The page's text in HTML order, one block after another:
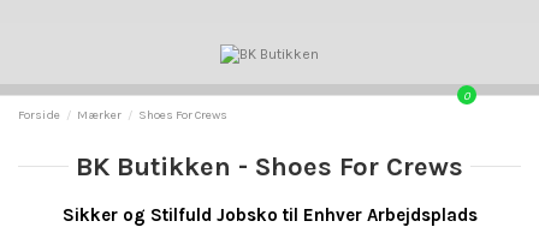
0
Forside Mærker Shoes For Crews
BK Butikken - Shoes For Crews
Sikker og Stilfuld Jobsko til Enhver Arbejdsplads